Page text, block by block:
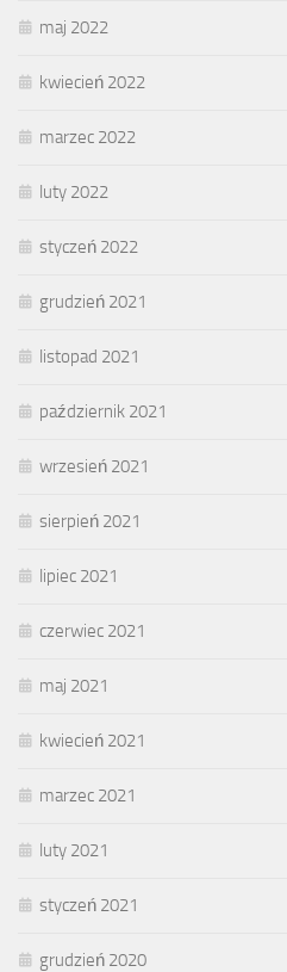
maj 2022
kwiecień 2022
marzec 2022
luty 2022
styczeń 2022
grudzień 2021
listopad 2021
październik 2021
wrzesień 2021
sierpień 2021
lipiec 2021
czerwiec 2021
maj 2021
kwiecień 2021
marzec 2021
luty 2021
styczeń 2021
grudzień 2020